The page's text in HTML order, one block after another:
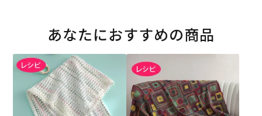
あなたにおすすめの商品